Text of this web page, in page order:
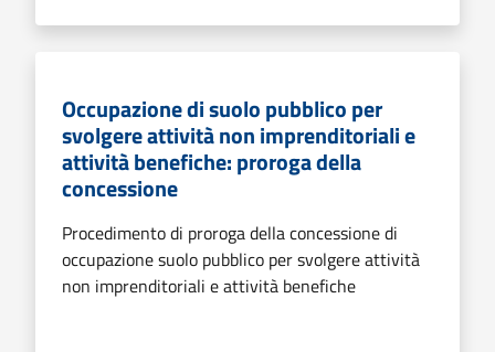
Occupazione di suolo pubblico per
svolgere attività non imprenditoriali e
attività benefiche: proroga della
concessione
Procedimento di proroga della concessione di
occupazione suolo pubblico per svolgere attività
non imprenditoriali e attività benefiche